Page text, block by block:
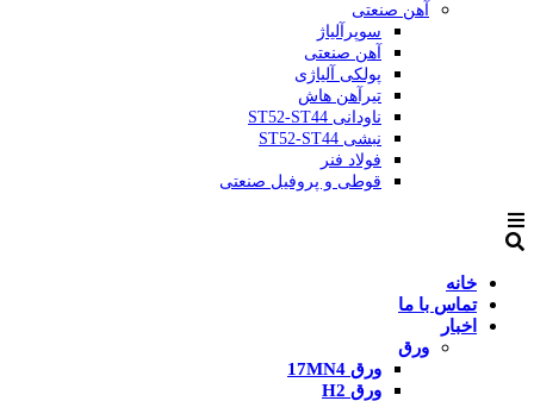
آهن صنعتی
سوپرآلیاژ
آهن صنعتی
پولکی آلیاژی
تیرآهن هاش
ناودانی ST52-ST44
نبشی ST52-ST44
فولاد فنر
قوطی و پروفیل صنعتی
خانه
تماس با ما
اخبار
ورق
ورق 17MN4
ورق H2